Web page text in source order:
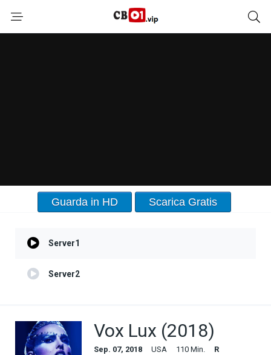
Guarda in HD Scarica Gratis
Server1
Server2
Vox Lux (2018)
Sep. 07, 2018 USA 110 Min.
R